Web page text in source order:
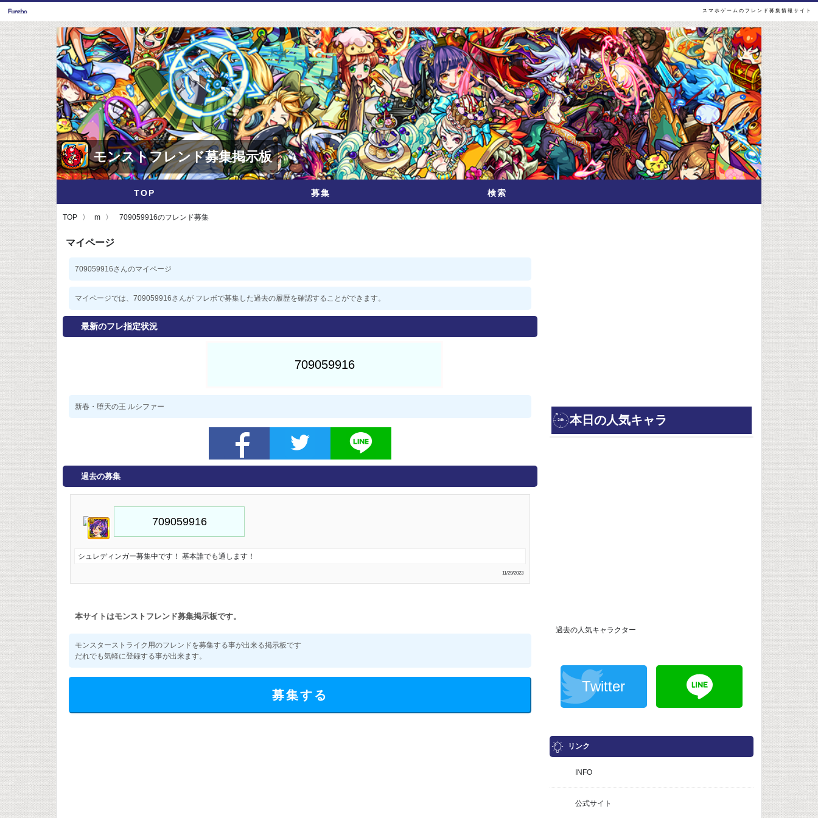
スマホゲームのフレンド募集情報サイト
モンストフレンド募集掲示板
TOP 募集 検索
TOP m 709059916のフレンド募集
マイページ
709059916さんのマイページ
マイページでは、709059916さんが フレボで募集した過去の履歴を確認することができます。
最新のフレ指定状況
新春・堕天の王 ルシファー
過去の募集
シュレディンガー募集中です！ 基本誰でも通します！
11/29/2023
本サイトはモンストフレンド募集掲示板です。
モンスターストライク用のフレンドを募集する事が出来る掲示板です
だれでも気軽に登録する事が出来ます。
募集する
過去の人気キャラクター
Twitter
リンク
INFO
公式サイト